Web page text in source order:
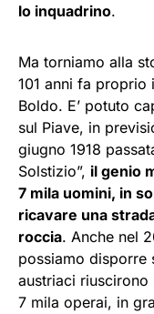
lo inquadrino.
Ma torniamo alla
101 anni fa proprio
Boldo. E’ potuto
sul Piave, in
giugno 1918
Solstizio”, il genio
7 mila uomini, in
ricavare una
roccia. Anche nel
possiamo disporre
austriaci riuscirono
7 mila operai, in